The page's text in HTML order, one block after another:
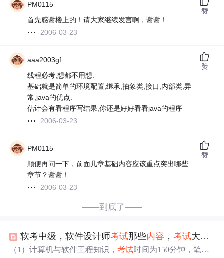
PM0115
首先感谢楼上的！请大家继续发言啊，谢谢！
2006-03-23
赞
aaa2003gf
线程必考,想都不用想.
基础就是简单的环境配置,继承,抽象类,接口,内部类,异
常,java的优点.
估计会有看程序写结果,你还是好好看看java的程序
2006-03-23
赞
PM0115
顺便再问一下，前面几章基础内容应该重点突出哪些
章节？谢谢！
2006-03-23
赞
——到底了——
软考中级，软件设计师考试那些内容 ，考试大纲什么的?
（1）计算机与软件工程知识，考试时间为150分钟，笔